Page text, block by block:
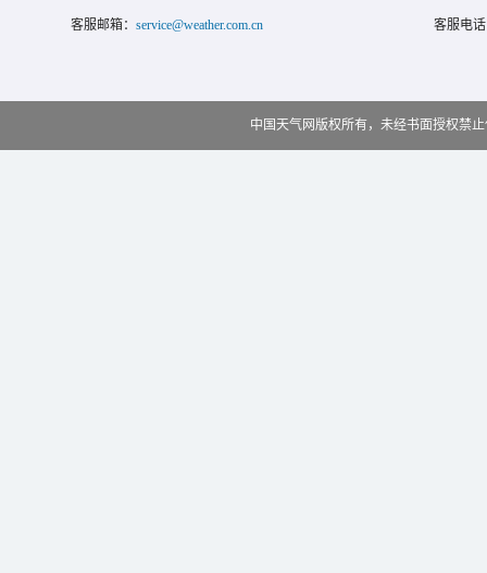
客服邮箱： service@weather.com.cn 客服电
中国天气网版权所有，未经书面授权